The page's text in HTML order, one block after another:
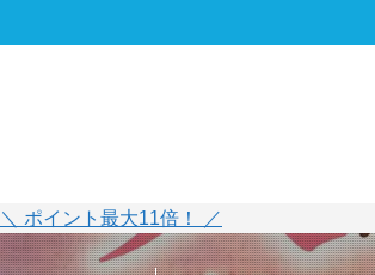
＼ ポイント最大11倍！ ／